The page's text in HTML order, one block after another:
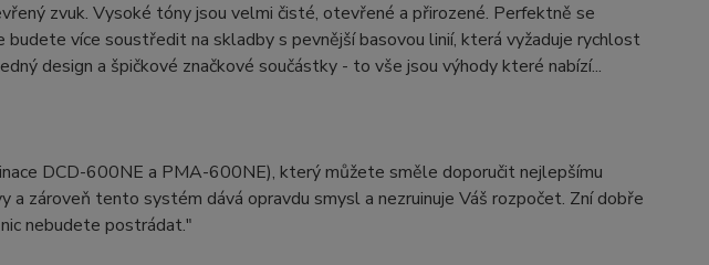
zvuk. Vysoké tóny jsou velmi čisté, otevřené a přirozené. Perfektně se
budete více soustředit na skladby s pevnější basovou linií, která vyžaduje rychlost
design a špičkové značkové součástky - to vše jsou výhody které nabízí...
DCD-600NE a PMA-600NE), který můžete směle doporučit nejlepšímu
a zároveň tento systém dává opravdu smysl a nezruinuje Váš rozpočet. Zní dobře
nebudete postrádat."